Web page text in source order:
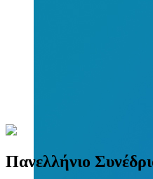
Πανελλήνιο